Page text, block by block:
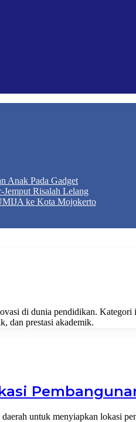
Anak Pada Gadget
Risalah Lelang
ke Kota Mojokerto
di dunia pendidikan.
dan prestasi akademik.
untuk menyiapkan lokasi